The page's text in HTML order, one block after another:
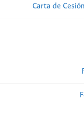
Carta de